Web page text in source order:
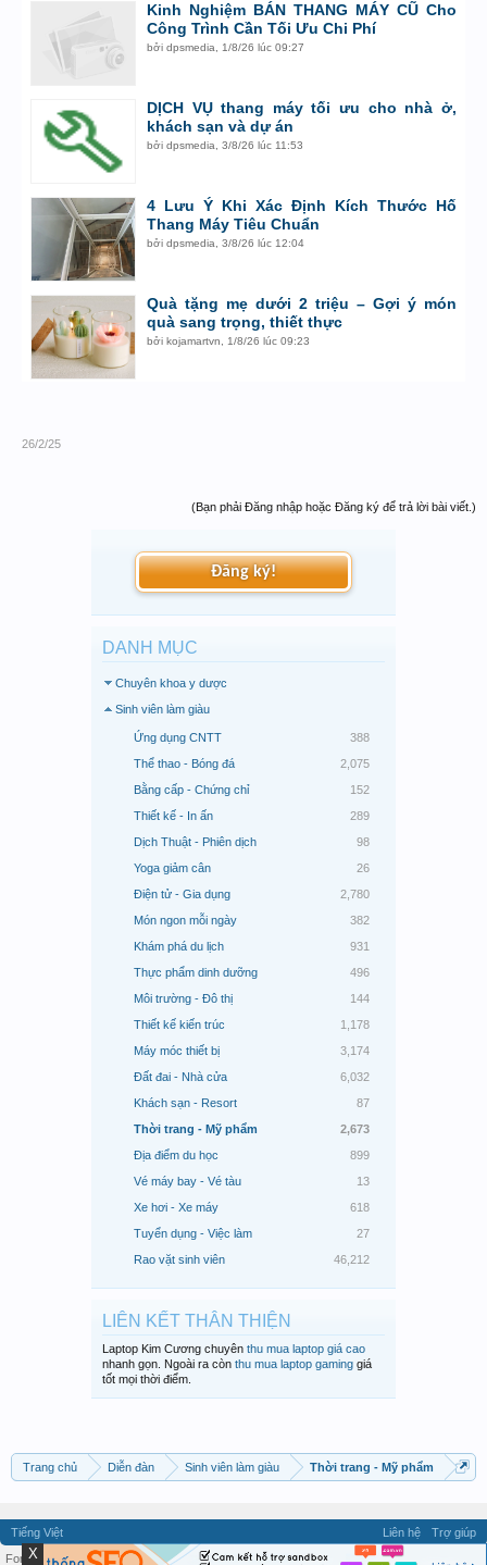
Kinh Nghiệm BÁN THANG MÁY CŨ Cho
Công Trình Cần Tối Ưu Chi Phí
bởidpsmedia 1/8/26 lúc 09:27
DỊCH VỤ thang máy tối ưu cho nhà ở,
khách sạn và dự án
bởidpsmedia ,3/8/26 lúc 11:53
4 Lưu Ý Khi Xác Định Kích Thước Hố
Thang Máy Tiêu Chuẩn
bởidpsmedia ,3/8/26 lúc 12:04
Quà tặng mẹ dưới 2 triệu – Gợi ý món
quà sang trọng, thiết thực
bởikojamartvn 1/8/26 lúc 09:23
26/2/25
(Bạn phải Đăng nhập hoặc Đăng ký để trả lời bài viết.)
Đăng ký!
DANH MỤC
Chuyên khoa y dược
Sinh viên làm giàu
Ứng dụng CNTT
388
Thể thao - Bóng đá
2,075
Bằng cấp - Chứng chỉ
152
Thiết kế - In ấn
289
Dịch Thuật - Phiên dịch
98
Yoga giảm cân
26
Điện tử - Gia dụng
2,780
Món ngon mỗi ngày
382
Khám phá du lịch
931
Thực phẩm dinh dưỡng
496
Môi trường - Đô thị
144
Thiết kế kiến trúc
1,178
Máy móc thiết bị
3,174
Đất đai - Nhà cửa
6,032
Khách sạn - Resort
87
Thời trang - Mỹ phẩm
2,673
Địa điểm du học
899
Vé máy bay - Vé tàu
13
Xe hơi - Xe máy
618
Tuyển dụng - Việc làm
27
Rao vặt sinh viên
46,212
LIÊN KẾT THÂN THIỆN
Laptop Kim Cương chuyên thu mua laptop giá cao
nhanh gọn. Ngoài ra còn thu mua laptop gaming giá
tốt mọi thời điểm.
Trang chủ Diễn đàn Sinh viên làm giàu Thời trang - Mỹ phẩm
Tiếng Việt Liên hệ
Trợ giúp
Quy định và Nội quy
Forum software by XenForo™ ©2010-2026 XenForo Ltd.
X